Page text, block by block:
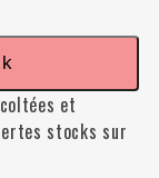
et
stocks sur